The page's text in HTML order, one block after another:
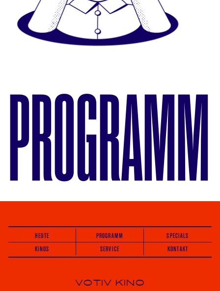
PROGRAMM
HEUTE PROGRAMM
SPECIALS
KINOS
SERVICE KONTAKT
VOTIV KINO